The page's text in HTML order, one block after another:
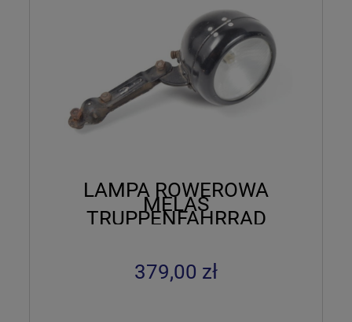
LAMPA ROWEROWA
MELAS
TRUPPENFAHRRAD
SYGN. PTR 108 S
379,00 zł